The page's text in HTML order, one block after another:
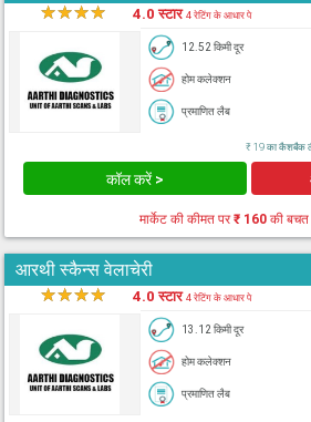
★★★★ 4.0 स्टार4 रेटिंग के आधार पे
12.52 किमी दूर
होम कलेक्शन
प्रमाणित लैब
₹ 19 का कैशबैक
कॉल करें >
मार्केट की कीमत पर₹ 160की
आरथी स्कैन्स वेलाचेरी
★★★★ 4.0 स्टार4 रेटिंग के आधार पे
13.12 किमी दूर
होम कलेक्शन
प्रमाणित लैब